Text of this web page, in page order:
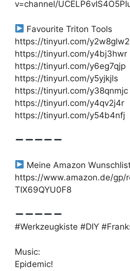
v=channel/
Favourite Triton Tools
https://tinyurl.com/y2w8glw2
https://tinyurl.com/y4bj3hwr
https://tinyurl.com/y6eg7qjp
https://tinyurl.com/y5yjkjls
https://tinyurl.com/y38qnmjc
https://tinyurl.com/y4qv2j4r
https://tinyurl.com/y54b4nfj
Meine Amazon
https://www.amazon.de/gp/
TIX69QYU0F8
#Werkzeugkiste #DIY
Music:
Epidemic!